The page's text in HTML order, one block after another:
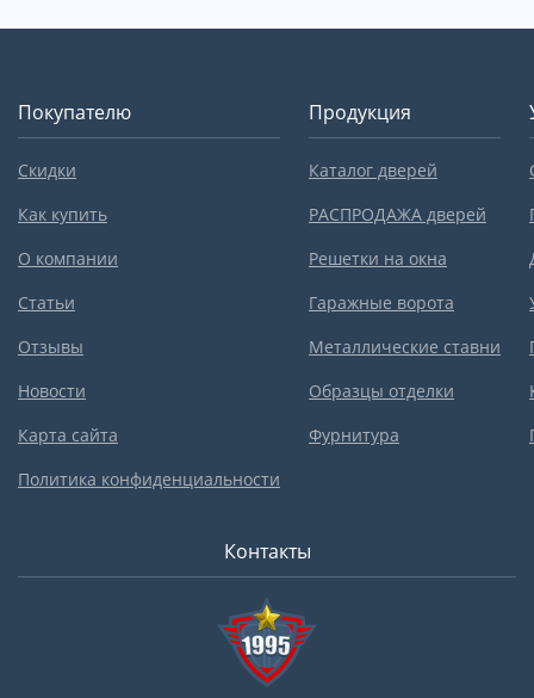
Покупателю
Скидки
Как купить
О компании
Статьи
Отзывы
Новости
Карта сайта
Политика конфиденциальности
Продукция
Каталог дверей
РАСПРОДАЖА дверей
Решетки на окна
Гаражные ворота
Металлические ставни
Образцы отделки
Фурнитура
Контакты